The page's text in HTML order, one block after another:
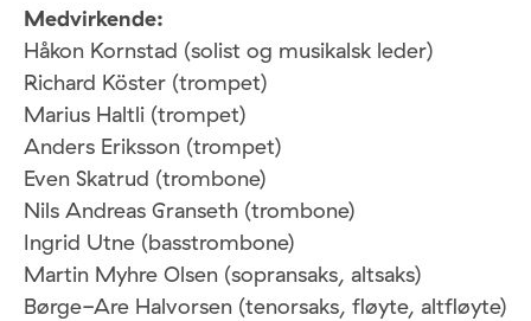
Medvirkende:
Håkon Kornstad (solist og musikalsk leder)
Richard Köster (trompet)
Marius Haltli (trompet)
Anders Eriksson (trompet)
Even Skatrud (trombone)
Nils Andreas Granseth (trombone)
Ingrid Utne (basstrombone)
Martin Myhre Olsen (sopransaks, altsaks)
Børge-Are Halvorsen (tenorsaks, fløyte, altfløyte)